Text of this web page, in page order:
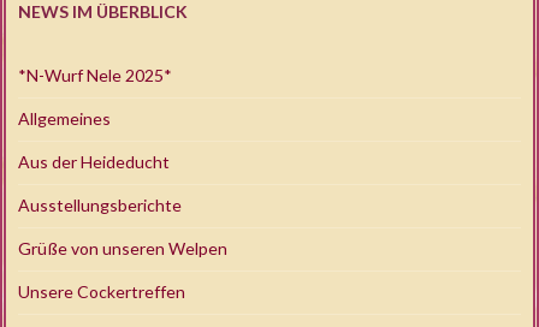
NEWS IM ÜBERBLICK
*N-Wurf Nele 2025*
Allgemeines
Aus der Heideducht
Ausstellungsberichte
Grüße von unseren Welpen
Unsere Cockertreffen